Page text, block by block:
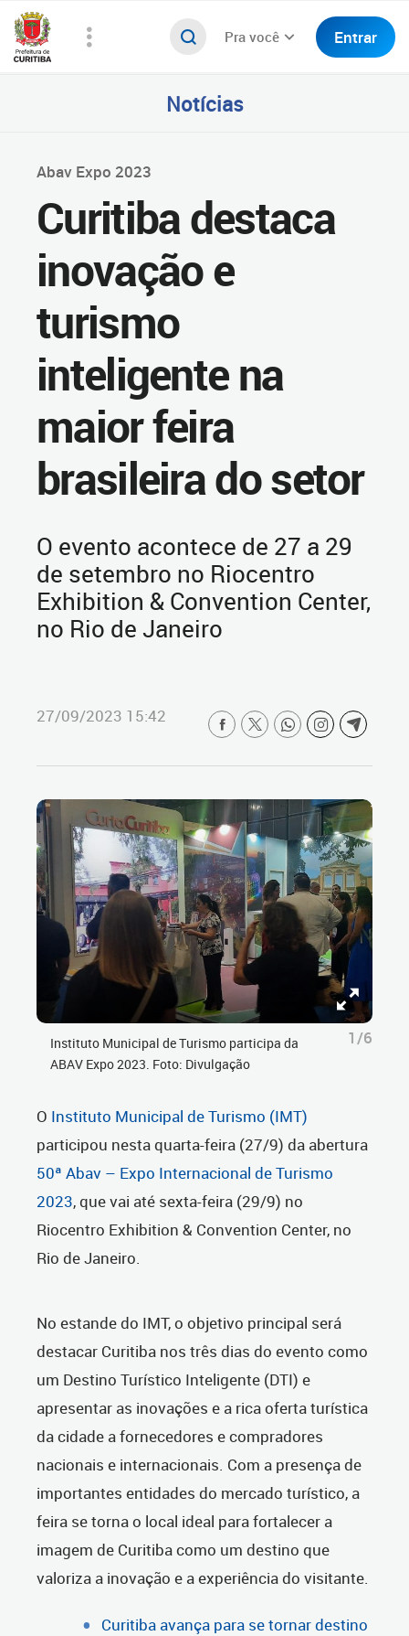
Pra você Entrar
Notícias
Abav Expo 2023
Curitiba destaca
inovação e
turismo
inteligente na
maior feira
brasileira do setor
O evento acontece de 27 a 29
de setembro no Riocentro
Exhibition & Convention Center,
no Rio de Janeiro
27/09/2023 15:42
Instituto Municipal de Turismo participa da
ABAV Expo 2023. Foto: Divulgação
1/6
O Instituto Municipal de Turismo (IMT)
participou nesta quarta-feira (27/9) da abertura
50ª Abav – Expo Internacional de Turismo
2023, que vai até sexta-feira (29/9) no
Riocentro Exhibition & Convention Center, no
Rio de Janeiro.
No estande do IMT, o objetivo principal será
destacar Curitiba nos três dias do evento como
um Destino Turístico Inteligente (DTI) e
apresentar as inovações e a rica oferta turística
da cidade a fornecedores e compradores
nacionais e internacionais. Com a presença de
importantes entidades do mercado turístico, a
feira se torna o local ideal para fortalecer a
imagem de Curitiba como um destino que
valoriza a inovação e a experiência do visitante.
Curitiba avança para se tornar destino